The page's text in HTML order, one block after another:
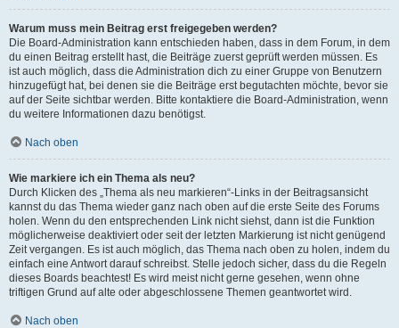
Warum muss mein Beitrag erst freigegeben werden?
Die Board-Administration kann entschieden haben, dass in dem Forum, in dem
du einen Beitrag erstellt hast, die Beiträge zuerst geprüft werden müssen. Es
ist auch möglich, dass die Administration dich zu einer Gruppe von Benutzern
hinzugefügt hat, bei denen sie die Beiträge erst begutachten möchte, bevor sie
auf der Seite sichtbar werden. Bitte kontaktiere die Board-Administration, wenn
du weitere Informationen dazu benötigst.
Nach oben
Wie markiere ich ein Thema als neu?
Durch Klicken des „Thema als neu markieren“-Links in der Beitragsansicht
kannst du das Thema wieder ganz nach oben auf die erste Seite des Forums
holen. Wenn du den entsprechenden Link nicht siehst, dann ist die Funktion
möglicherweise deaktiviert oder seit der letzten Markierung ist nicht genügend
Zeit vergangen. Es ist auch möglich, das Thema nach oben zu holen, indem du
einfach eine Antwort darauf schreibst. Stelle jedoch sicher, dass du die Regeln
dieses Boards beachtest! Es wird meist nicht gerne gesehen, wenn ohne
triftigen Grund auf alte oder abgeschlossene Themen geantwortet wird.
Nach oben